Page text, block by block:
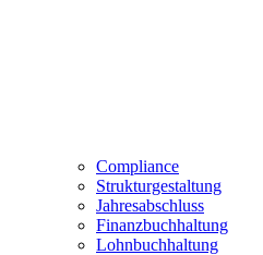
Compliance
Strukturgestaltung
Jahresabschluss
Finanzbuchhaltung
Lohnbuchhaltung